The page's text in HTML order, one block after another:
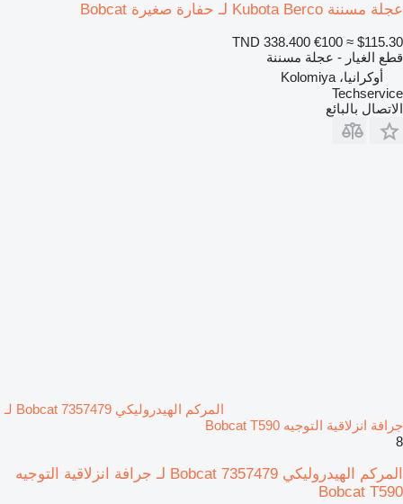
عجلة مسننة Kubota Berco لـ حفارة صغيرة Bobcat
TND 338.400 €100 ≈ $115.30
قطع الغيار - عجلة مسننة
أوكرانيا، Kolomiya
Techservice
الاتصال بالبائع
المركم الهيدروليكي Bobcat 7357479 لـ
جرافة انزلاقية التوجيه Bobcat T590
8
المركم الهيدروليكي Bobcat 7357479 لـ جرافة انزلاقية التوجيه
Bobcat T590